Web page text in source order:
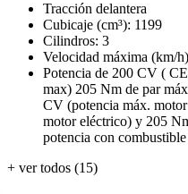
Tracción delantera
Cubicaje (cm³): 1199
Cilindros: 3
Velocidad máxima (km/
Potencia de 200 CV (
max) 205 Nm de par
CV (potencia máx.
motor eléctrico) y 205
potencia con
+ ver todos (15)